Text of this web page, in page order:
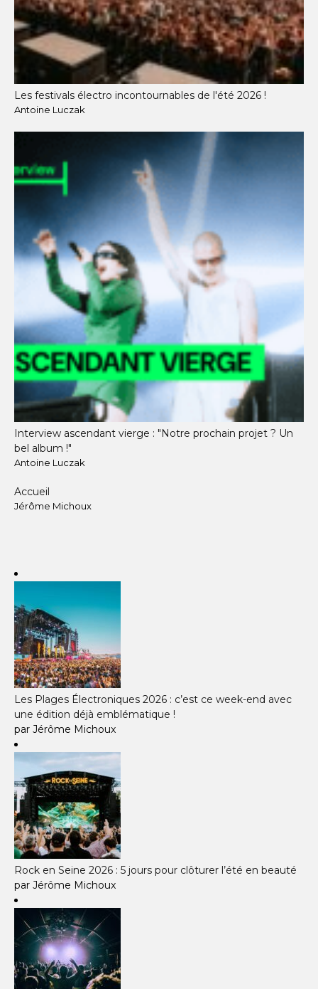
Les festivals électro incontournables de l'été 2026 !
Antoine Luczak
Interview ascendant vierge : "Notre prochain projet ? Un
bel album !"
Antoine Luczak
Accueil
Jérôme Michoux
Les Plages Électroniques 2026 : c’est ce week-end avec
une édition déjà emblématique !
par Jérôme Michoux
Rock en Seine 2026 : 5 jours pour clôturer l’été en beauté
par Jérôme Michoux